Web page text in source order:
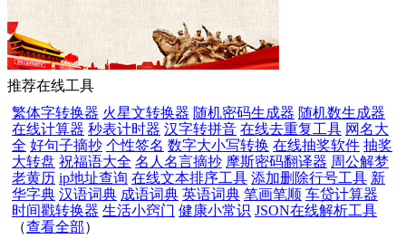
推荐在线工具
繁体字转换器 火星文转换器 随机密码生成器 随机数生成器
在线计算器 秒表计时器 汉字转拼音 在线去重复工具 网名大
全 好句子摘抄 个性签名 数字大小写转换 在线抽奖软件 抽奖
大转盘 祝福语大全 名人名言摘抄 摩斯密码翻译器 周公解梦
老黄历 ip地址查询 在线文本排序工具 添加删除行号工具 新
华字典 汉语词典 成语词典 英语词典 笔画笔顺 车贷计算器
时间戳转换器 生活小窍门 健康小常识 JSON在线解析工具
（查看全部）